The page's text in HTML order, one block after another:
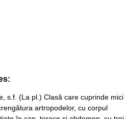
s.f. (La pl.) Clasă care cuprinde mici
artropodelor, cu corpul